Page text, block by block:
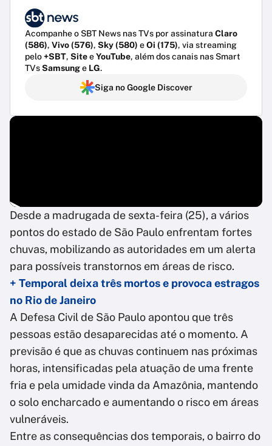
Acompanhe o SBT News nas TVs por assinatura Claro
(586), Vivo (576), Sky (580) eOi (175), via streaming
pelo+SBT, SiteeYouTube, além dos canais nas Smart
TVsSamsunge LG.
Siga no Google Discover
Desde a madrugada de sexta-feira (25), a vários
pontos do estado de São Paulo enfrentam fortes
chuvas, mobilizando as autoridades em um alerta
para possíveis transtornos em áreas de risco.
+ Temporal deixa três mortos e provoca estragos
no Rio de Janeiro
A Defesa Civil de São Paulo apontou que três
pessoas estão desaparecidas até o momento. A
previsão é que as chuvas continuem nas próximas
horas, intensificadas pela atuação de uma frente
fria e pela umidade vinda da Amazônia, mantendo
o solo encharcado e aumentando o risco em áreas
vulneráveis.
Entre as consequências dos temporais, o bairro do